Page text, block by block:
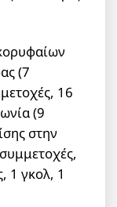
(7
16
(9
στην
1 γκολ, 1